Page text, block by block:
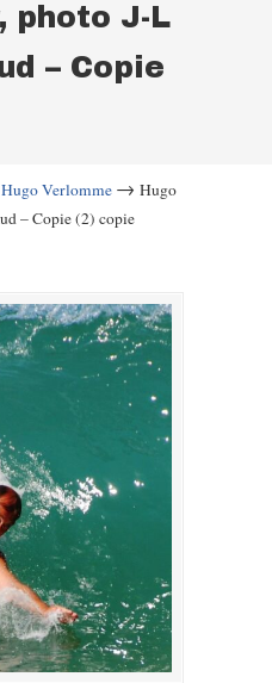
photo J-L
– Copie
Verlomme → Hugo
– Copie (2) copie